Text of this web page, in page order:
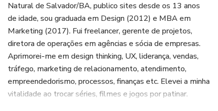
na Internet: Guia ESSENCIAL" com técnicas de vendas
iniciais;
🎁 Calculadora para estimar preço e quantidade de de
atendimentos ou vendas de produtos para atingir uma
determinada renda mensal e apoiar em sua possível
migração de carreira.
Natural de Salvador/BA, publico sites desde os 13 anos
de idade, sou graduada em Design (2012) e MBA em
Marketing (2017). Fui freelancer, gerente de projetos,
diretora de operações em agências e sócia de empresas.
Aprimorei-me em design thinking, UX, liderança, vendas,
tráfego, marketing de relacionamento, atendimento,
empreendedorismo, processos, finanças etc. Elevei a minha
vitalidade ao trocar séries, filmes e jogos por patinar.